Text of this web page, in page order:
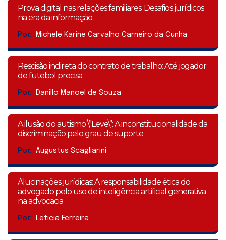
Prova digital nas relações familiares: Desafios jurídicos
na era da informação
Por: Michele Karine Carvalho Carneiro da Cunha
Rescisão indireta do contrato de trabalho: Até jogador
de futebol precisa
Por: Danillo Manoel de Souza
A ilusão do autismo \”Leve\”: A inconstitucionalidade da
discriminação pelo grau de suporte
Por: Augustus Scagliarini
Alucinações jurídicas: A responsabilidade ética do
advogado pelo uso de inteligência artificial generativa
na advocacia
Por: Leticia Ferreira